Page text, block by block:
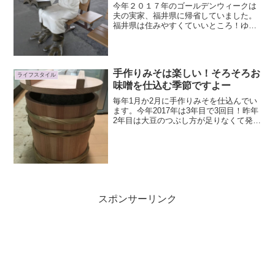
今年２０１７年のゴールデンウィークは
夫の実家、福井県に帰省していました。
福井県は住みやすくていいところ！ゆっ
ライフスタイル
手作りみそは楽しい！そろそろお
味噌を仕込む季節ですよー
毎年1月か2月に手作りみそを仕込んでい
ます。今年2017年は3年目で3回目！昨年
2年目は大豆のつぶし方が足りなくて発酵
スポンサーリンク